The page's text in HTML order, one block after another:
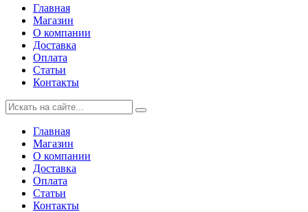
Главная
Магазин
О компании
Доставка
Оплата
Статьи
Контакты
Главная
Магазин
О компании
Доставка
Оплата
Статьи
Контакты